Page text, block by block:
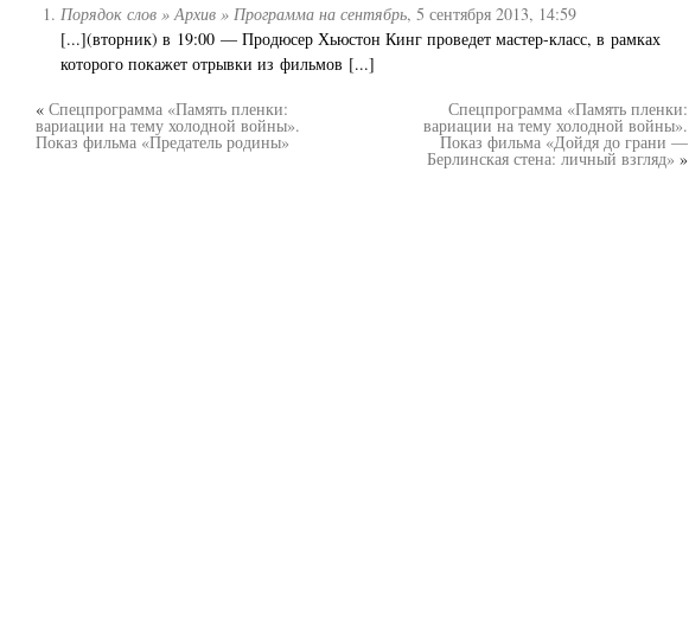
Порядок слов » Архив » Программа на сентябрь, 5 сентября 2013, 14:59
[...](вторник) в 19:00 — Продюсер Хьюстон Кинг проведет мастер-класс, в рамках
которого покажет отрывки из фильмов [...]
« Спецпрограмма «Память пленки:
вариации на тему холодной войны».
Показ фильма «Предатель родины»
Спецпрограмма «Память пленки:
вариации на тему холодной войны».
Показ фильма «Дойдя до грани —
Берлинская стена: личный взгляд» »